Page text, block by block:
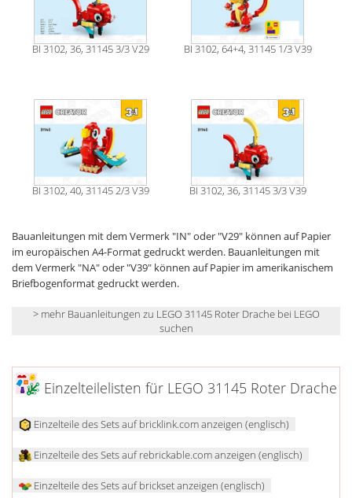
BI 3102, 36, 31145 3/3 V29 BI 3102, 64+4, 31145 1/3 V39
BI 3102, 40, 31145 2/3 V39 BI 3102, 36, 31145 3/3 V39
Bauanleitungen mit dem Vermerk "IN" oder "V29" können auf Papier
im europäischen A4-Format gedruckt werden. Bauanleitungen mit
dem Vermerk "NA" oder "V39" können auf Papier im amerikanischem
Briefbogenformat gedruckt werden.
> mehr Bauanleitungen zu LEGO 31145 Roter Drache bei LEGO
suchen
Einzelteilelisten für LEGO 31145 Roter Drache
Einzelteile des Sets auf bricklink.com anzeigen (englisch)
Einzelteile des Sets auf rebrickable.com anzeigen (englisch)
Einzelteile des Sets auf brickset anzeigen (englisch)